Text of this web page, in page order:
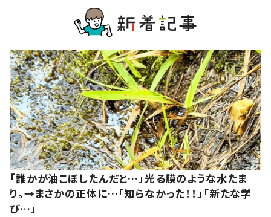
「誰かが油こぼしたんだと…」光る膜のような水たま
り。→まさかの正体に…「知らなかった！！」「新たな学
び…」